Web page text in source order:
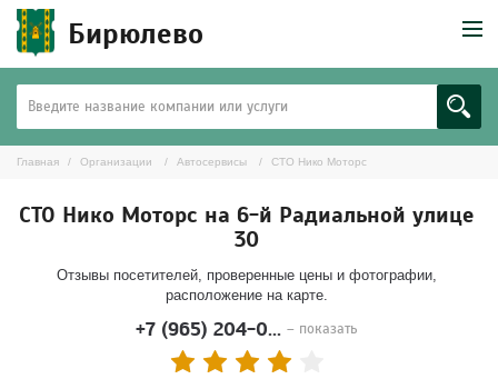
Бирюлево
Главная Организации Автосервисы СТО Нико Моторс
СТО Нико Моторс на 6-й Радиальной улице
30
Отзывы посетителей, проверенные цены и фотографии,
расположение на карте.
+7 (965) 204-0... – показать